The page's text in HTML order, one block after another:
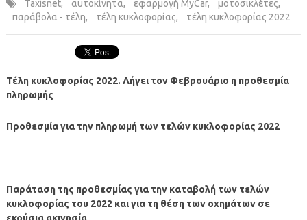
Taxisnet, αυτοκίνητα, εφαρμογή MyCar, μοτοσικλέτες,
παράβολα - τέλη, τέλη κυκλοφορίας, τέλη κυκλοφορίας 2022
Τέλη κυκλοφορίας 2022. Λήγει τον Φεβρουάριο η προθεσμία
πληρωμής
Προθεσμία για την πληρωμή των τελών κυκλοφορίας 2022
Παράταση της προθεσμίας για την καταβολή των τελών
κυκλοφορίας του 2022 και για τη θέση των οχημάτων σε
εκούσια ακινησία